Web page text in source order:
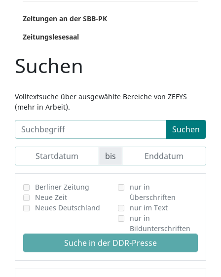
Zeitungen an der SBB-PK
Zeitungslesesaal
Suchen
Volltextsuche über ausgewählte Bereiche von ZEFYS
(mehr in Arbeit).
Suchen
bis
Berliner Zeitung
Neue Zeit
Neues Deutschland
nur in
Überschriften
nur im Text
nur in
Bildunterschriften
Suche in der DDR-Presse